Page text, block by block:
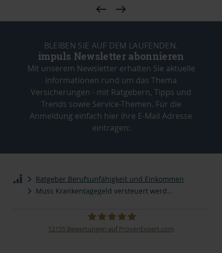
BLEIBEN SIE AUF DEM LAUFENDEN.
impuls Newsletter abonnieren
Mit unserem Newsletter erhalten Sie aktuelle
Informationen rund um das Thema
Versicherungen - mit Ratgebern, Tipps und
Trends sowie Service-Themen. Für die
Anmeldung einfach hier ihre E-Mail Adresse
eintragen:
Ratgeber Berufsunfähigkeit und Einkommen
Muss Krankentagegeld versteuert werden?
12155 Bewertungen auf ProvenExpert.com